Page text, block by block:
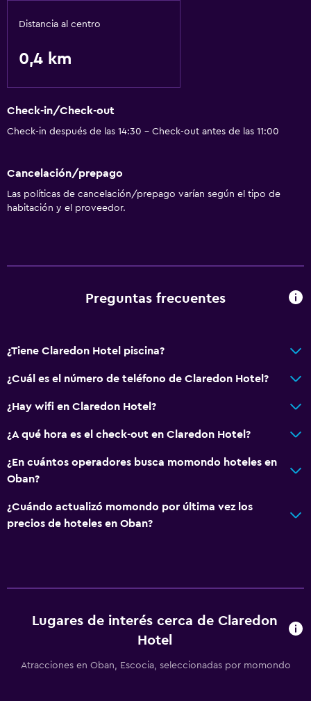
Distancia al centro
0,4 km
Check-in/Check-out
Check-in después de las 14:30 - Check-out antes de las 11:00
Cancelación/prepago
Las políticas de cancelación/prepago varían según el tipo de
habitación y el proveedor.
Preguntas frecuentes
¿Tiene Claredon Hotel piscina?
¿Cuál es el número de teléfono de Claredon Hotel?
¿Hay wifi en Claredon Hotel?
¿A qué hora es el check-out en Claredon Hotel?
¿En cuántos operadores busca momondo hoteles en
Oban?
¿Cuándo actualizó momondo por última vez los
precios de hoteles en Oban?
Lugares de interés cerca de Claredon
Hotel
Atracciones en Oban, Escocia, seleccionadas por momondo